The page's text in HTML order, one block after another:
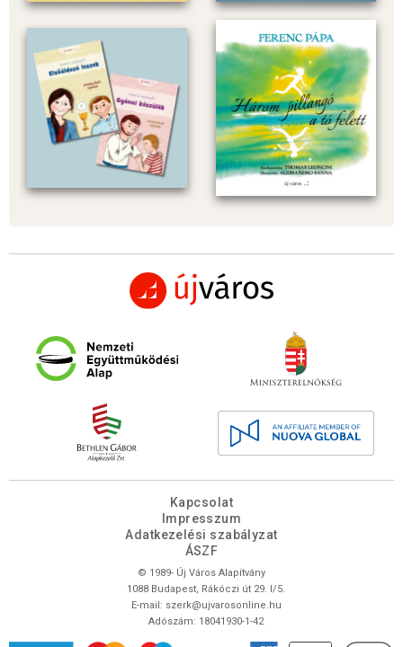
Kapcsolat
Impresszum
Adatkezelési szabályzat
ÁSZF
© 1989- Új Város Alapítvány
1088 Budapest, Rákóczi út 29. I/5.
E-mail: szerk@ujvarosonline.hu
Adószám: 18041930-1-42